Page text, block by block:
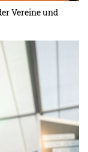
Vereine und